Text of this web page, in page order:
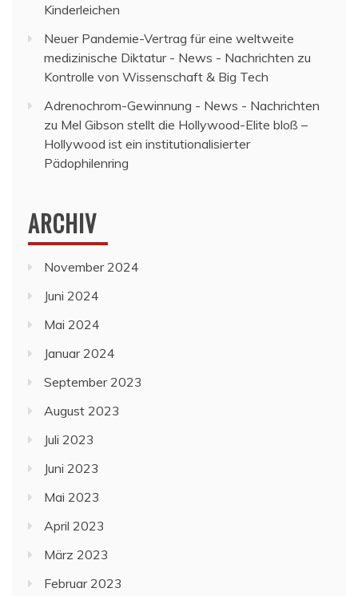
Kinderleichen
Neuer Pandemie-Vertrag für eine weltweite
medizinische Diktatur - News - Nachrichten zu
Kontrolle von Wissenschaft & Big Tech
Adrenochrom-Gewinnung - News - Nachrichten
zu Mel Gibson stellt die Hollywood-Elite bloß –
Hollywood ist ein institutionalisierter
Pädophilenring
ARCHIV
November 2024
Juni 2024
Mai 2024
Januar 2024
September 2023
August 2023
Juli 2023
Juni 2023
Mai 2023
April 2023
März 2023
Februar 2023